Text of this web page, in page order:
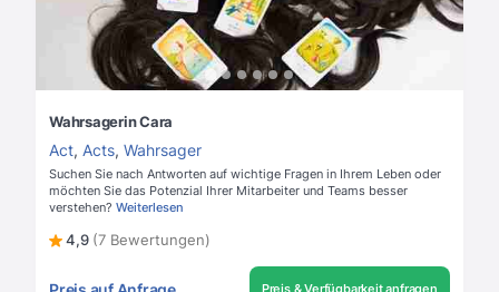
Wahrsagerin Cara
Act, Acts, Wahrsager
Suchen Sie nach Antworten auf wichtige Fragen in Ihrem Leben oder
möchten Sie das Potenzial Ihrer Mitarbeiter und Teams besser
verstehen? Weiterlesen
4,9 (7 Bewertungen)
Preis & Verfügbarkeit anfragen